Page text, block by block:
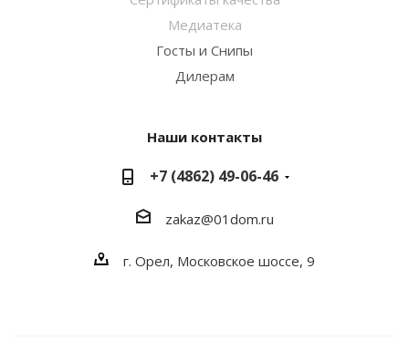
Медиатека
Госты и Снипы
Дилерам
Наши контакты
+7 (4862) 49-06-46
zakaz@01dom.ru
г. Орел, Московское шоссе, 9